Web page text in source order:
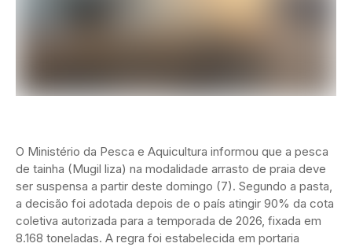
O Ministério da Pesca e Aquicultura informou que a pesca
de tainha (Mugil liza) na modalidade arrasto de praia deve
ser suspensa a partir deste domingo (7). Segundo a pasta,
a decisão foi adotada depois de o país atingir 90% da cota
coletiva autorizada para a temporada de 2026, fixada em
8.168 toneladas. A regra foi estabelecida em portaria